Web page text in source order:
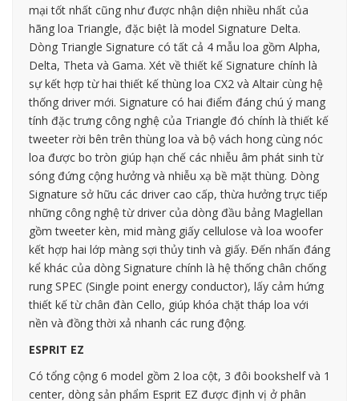
mại tốt nhất cũng như được nhận diện nhiều nhất của
hãng loa Triangle, đặc biệt là model Signature Delta.
Dòng Triangle Signature có tất cả 4 mẫu loa gồm Alpha,
Delta, Theta và Gama. Xét về thiết kế Signature chính là
sự kết hợp từ hai thiết kế thùng loa CX2 và Altair cùng hệ
thống driver mới. Signature có hai điểm đáng chú ý mang
tính đặc trưng công nghệ của Triangle đó chính là thiết kế
tweeter rời bên trên thùng loa và bộ vách hong cùng nóc
loa được bo tròn giúp hạn chế các nhiễu âm phát sinh từ
sóng đứng cộng hưởng và nhiễu xạ bề mặt thùng. Dòng
Signature sở hữu các driver cao cấp, thừa hưởng trực tiếp
những công nghệ từ driver của dòng đầu bảng Maglellan
gồm tweeter kèn, mid màng giấy cellulose và loa woofer
kết hợp hai lớp màng sợi thủy tinh và giấy. Đến nhấn đáng
kể khác của dòng Signature chính là hệ thống chân chống
rung SPEC (Single point energy conductor), lấy cảm hứng
thiết kế từ chân đàn Cello, giúp khóa chặt tháp loa với
nền và đồng thời xả nhanh các rung động.
ESPRIT EZ
Có tổng cộng 6 model gồm 2 loa cột, 3 đôi bookshelf và 1
center, dòng sản phẩm Esprit EZ được định vị ở phân